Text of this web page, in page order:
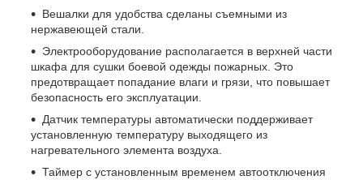
Вешалки для удобства сделаны съемными из
нержавеющей стали.
Электрооборудование располагается в верхней части
шкафа для сушки боевой одежды пожарных. Это
предотвращает попадание влаги и грязи, что повышает
безопасность его эксплуатации.
Датчик температуры автоматически поддерживает
установленную температуру выходящего из
нагревательного элемента воздуха.
Таймер с установленным временем автоотключения